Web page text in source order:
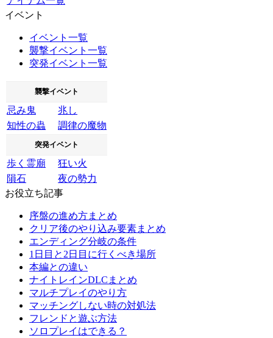
イベント
イベント一覧
襲撃イベント一覧
突発イベント一覧
襲撃イベント
忌み鬼
兆し
知性の蟲
調律の魔物
突発イベント
歩く霊廟
狂い火
隕石
夜の勢力
お役立ち記事
序盤の進め方まとめ
クリア後のやり込み要素まとめ
エンディング分岐の条件
1日目と2日目に行くべき場所
本編との違い
ナイトレインDLCまとめ
マルチプレイのやり方
マッチングしない時の対処法
フレンドと遊ぶ方法
ソロプレイはできる？